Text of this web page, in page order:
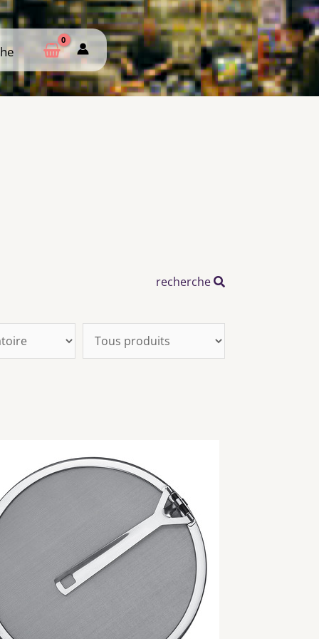
recherche